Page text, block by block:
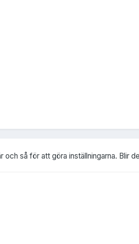
så för att göra inställningarna. Blir